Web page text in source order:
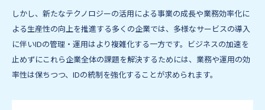
しかし、新たなテクノロジーの活用による事業の成長や業務効率化に
よる生産性の向上を推進する多くの企業では、多様なサービスの導入
に伴いIDの管理・運用はより複雑化する一方です。ビジネスの加速を
止めずにこれら企業全体の課題を解決するためには、業務や運用の効
率性は保ちつつ、IDの統制を強化することが求められます。